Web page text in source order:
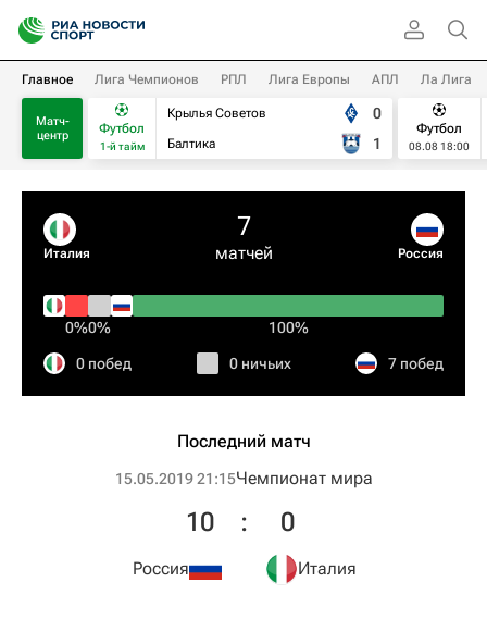
Главное Лига Чемпионов РПЛ Лига Европы АПЛ Ла Лига
Матч-
центр
Футбол
1-й тайм
Крылья Советов
Балтика
0
1
Футбол
08.08 18:00
Италия
7
матчей Россия
0%0% 100%
0 побед 0 ничьих 7 побед
Последний матч
15.05.2019 21:15Чемпионат мира
Россия
10 : 0
Италия